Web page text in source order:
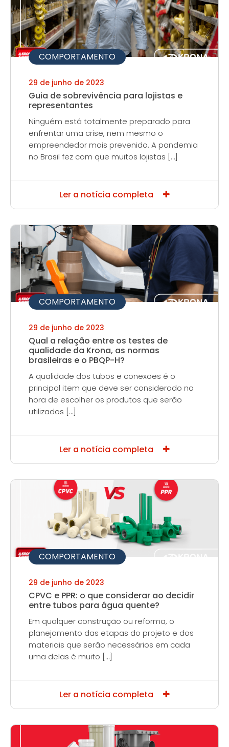
COMPORTAMENTO
29 de junho de 2023
Guia de sobrevivência para lojistas e
representantes
Ninguém está totalmente preparado para
enfrentar uma crise, nem mesmo o
empreendedor mais prevenido. A pandemia
no Brasil fez com que muitos lojistas […]
Ler a notícia completa
COMPORTAMENTO
29 de junho de 2023
Qual a relação entre os testes de
qualidade da Krona, as normas
brasileiras e o PBQP-H?
A qualidade dos tubos e conexões é o
principal item que deve ser considerado na
hora de escolher os produtos que serão
utilizados […]
Ler a notícia completa
COMPORTAMENTO
29 de junho de 2023
CPVC e PPR: o que considerar ao decidir
entre tubos para água quente?
Em qualquer construção ou reforma, o
planejamento das etapas do projeto e dos
materiais que serão necessários em cada
uma delas é muito […]
Ler a notícia completa